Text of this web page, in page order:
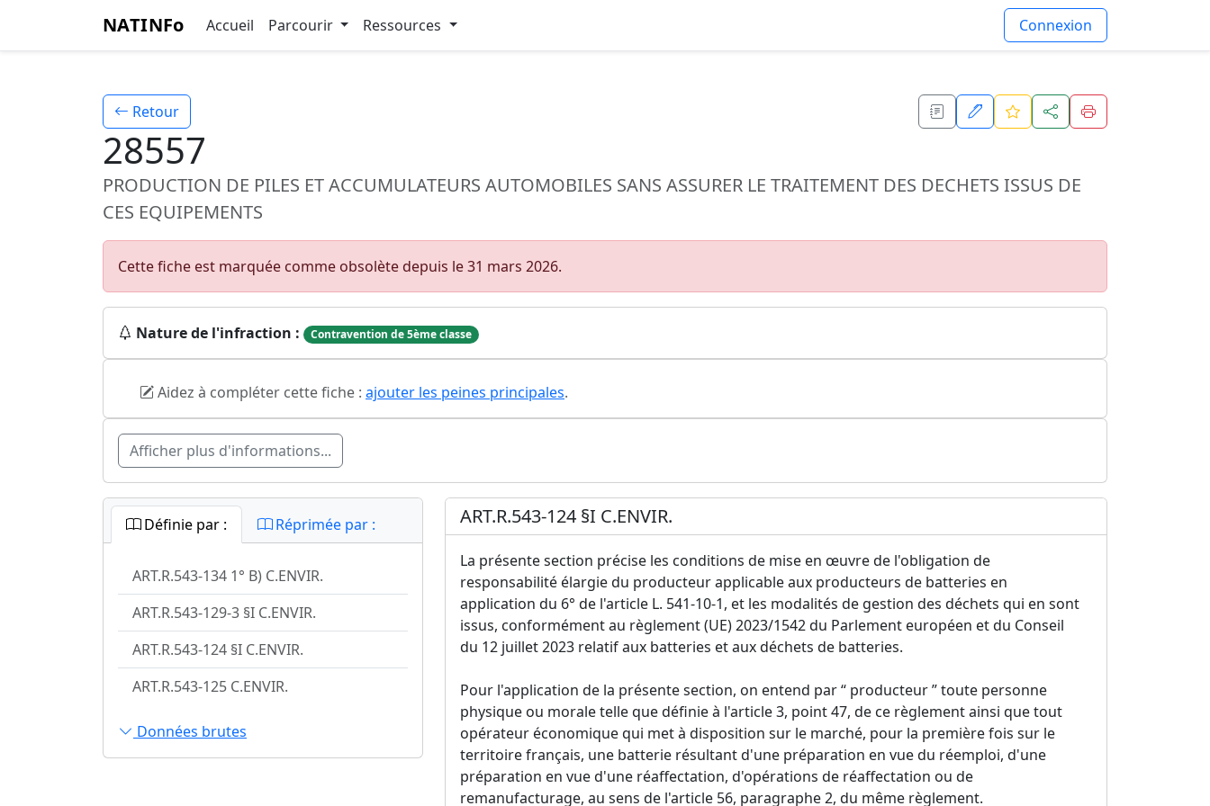
NATINFo Accueil Parcourir Ressources Connexion
Retour
28557
PRODUCTION DE PILES ET ACCUMULATEURS AUTOMOBILES SANS ASSURER LE TRAITEMENT DES DECHETS ISSUS DE
CES EQUIPEMENTS
Cette fiche est marquée comme obsolète depuis le 31 mars 2026.
Nature de l'infraction : Contravention de 5ème classe
Aidez à compléter cette fiche : ajouter les peines principales.
Afficher plus d'informations...
Définie par : Réprimée par :
ART.R.543-134 1° B) C.ENVIR.
ART.R.543-129-3 §I C.ENVIR.
ART.R.543-124 §I C.ENVIR.
ART.R.543-125 C.ENVIR.
Données brutes
ART.R.543-124 §I C.ENVIR.
La présente section précise les conditions de mise en œuvre de l'obligation de
responsabilité élargie du producteur applicable aux producteurs de batteries en
application du 6° de l'article L. 541-10-1, et les modalités de gestion des déchets qui en sont
issus, conformément au règlement (UE) 2023/1542 du Parlement européen et du Conseil
du 12 juillet 2023 relatif aux batteries et aux déchets de batteries.
Pour l'application de la présente section, on entend par “ producteur ” toute personne
physique ou morale telle que définie à l'article 3, point 47, de ce règlement ainsi que tout
opérateur économique qui met à disposition sur le marché, pour la première fois sur le
territoire français, une batterie résultant d'une préparation en vue du réemploi, d'une
préparation en vue d'une réaffectation, d'opérations de réaffectation ou de
remanufacturage, au sens de l'article 56, paragraphe 2, du même règlement.